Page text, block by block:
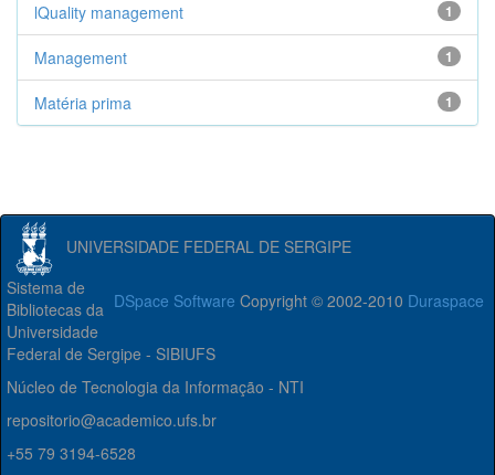
1
lQuality management
1
Management
1
Matéria prima
UNIVERSIDADE FEDERAL DE SERGIPE
DSpace Software Copyright © 2002-2010 Duraspace
Sistema de
Bibliotecas da
Universidade
Federal de Sergipe - SIBIUFS
Núcleo de Tecnologia da Informação - NTI
repositorio@academico.ufs.br
+55 79 3194-6528